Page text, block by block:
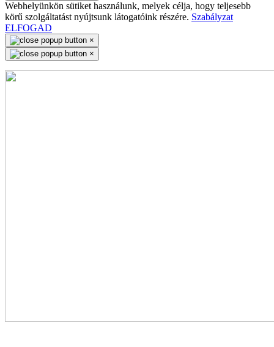
Webhelyünkön sütiket használunk, melyek célja, hogy teljesebb
körű szolgáltatást nyújtsunk látogatóink részére. Szabályzat
ELFOGAD
×
×